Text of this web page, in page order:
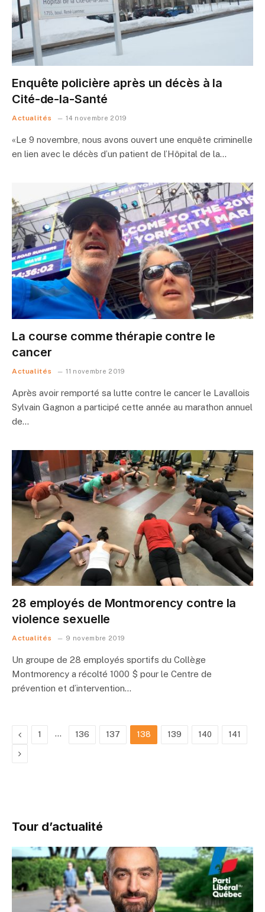
Enquête policière après un décès à la
Cité-de-la-Santé
Actualités 14 novembre 2019
«Le 9 novembre, nous avons ouvert une enquête criminelle
en lien avec le décès d’un patient de l’Hôpital de la…
La course comme thérapie contre le
cancer
Actualités 11 novembre 2019
Après avoir remporté sa lutte contre le cancer le Lavallois
Sylvain Gagnon a participé cette année au marathon annuel
de…
28 employés de Montmorency contre la
violence sexuelle
Actualités 9 novembre 2019
Un groupe de 28 employés sportifs du Collège
Montmorency a récolté 1000 $ pour le Centre de
prévention et d’intervention…
Previous
1 … 136 137 138 139 140 141
Next
Tour d’actualité